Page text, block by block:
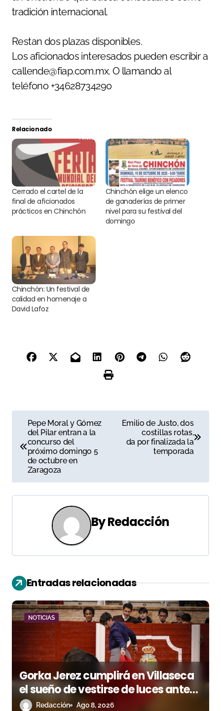
tradición internacional.
Restan dos plazas disponibles.
Los aficionados interesados pueden escribir a
callende@fiap.com.mx. O llamando al
teléfono +34628734290
Relacionado
Cerrado el cartel de la
final de aficionados
prácticos en Chinchón
Chinchón elige un elenco
de ganaderías de primer
nivel para su festival del
domingo
Chinchón: Un festival de
calidad en homenaje a
David Lafoz
a
e
g
i
ó
n
d
e
e
n
t
Pepe Moral y Gómez
del Pilar entran a la
concurso del
próximo domingo 5
de octubre en
Zaragoza
Emilio de Justo, dos
costillas rotas,
da por finalizada la
temporada
ByRedacción
Entradas relacionadas
NOTICIAS
Gorka Jerez cumplirá en Villaseca
el sueño de vestirse de luces ante
los suyos
Redacción Ago 8, 2026